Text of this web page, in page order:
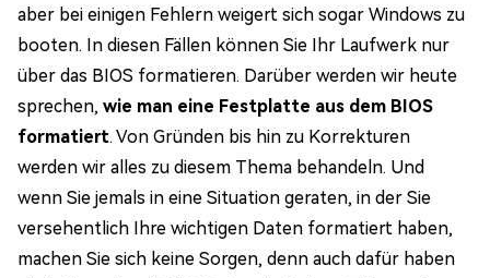
aber bei einigen Fehlern weigert sich sogar Windows zu
booten. In diesen Fällen können Sie Ihr Laufwerk nur
über das BIOS formatieren. Darüber werden wir heute
sprechen, wie man eine Festplatte aus dem BIOS
formatiert. Von Gründen bis hin zu Korrekturen
werden wir alles zu diesem Thema behandeln. Und
wenn Sie jemals in eine Situation geraten, in der Sie
versehentlich Ihre wichtigen Daten formatiert haben,
machen Sie sich keine Sorgen, denn auch dafür haben